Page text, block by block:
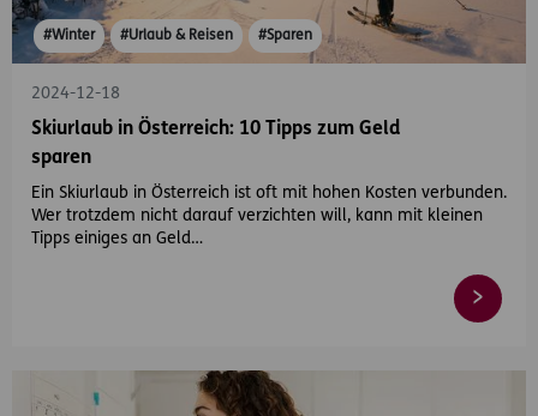
#Winter #Urlaub & Reisen #Sparen
2024-12-18
Skiurlaub in Österreich: 10 Tipps zum Geld
sparen
Ein Skiurlaub in Österreich ist oft mit hohen Kosten verbunden.
Wer trotzdem nicht darauf verzichten will, kann mit kleinen
Tipps einiges an Geld…